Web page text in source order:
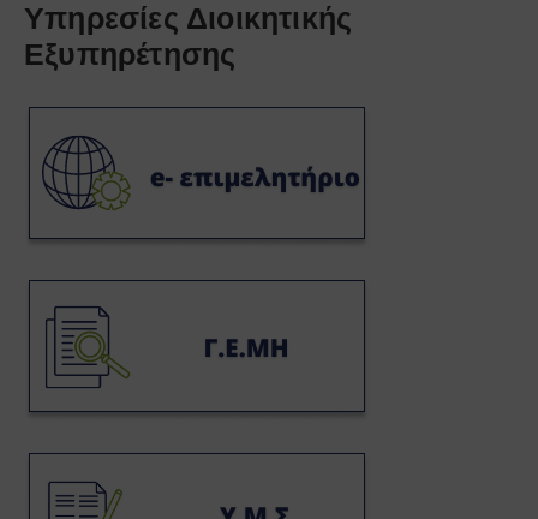
Υπηρεσίες Διοικητικής
Εξυπηρέτησης